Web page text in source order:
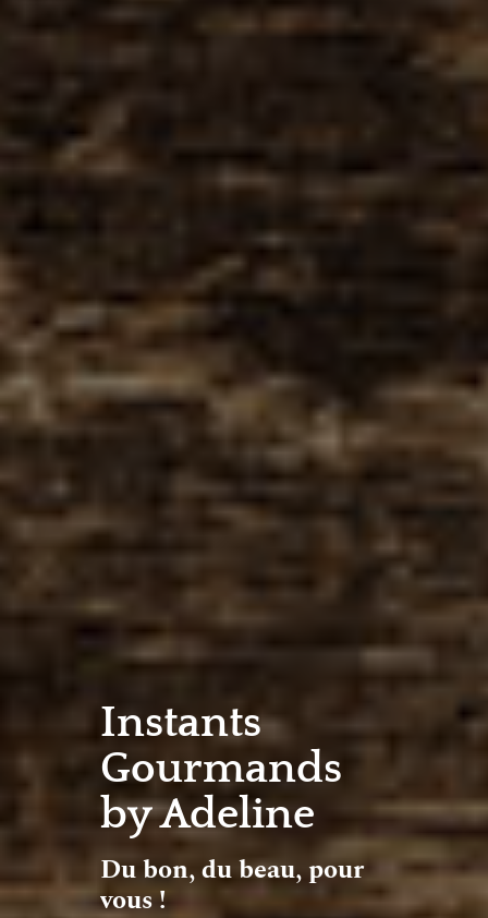
Instants
Gourmands
by Adeline
Du bon, du beau, pour
vous !